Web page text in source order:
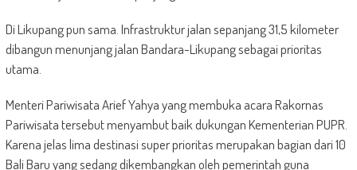
Di Likupang pun sama. Infrastruktur jalan sepanjang 31,5 kilometer
dibangun menunjang jalan Bandara-Likupang sebagai prioritas
utama.
Menteri Pariwisata Arief Yahya yang membuka acara Rakornas
Pariwisata tersebut menyambut baik dukungan Kementerian PUPR.
Karena jelas lima destinasi super prioritas merupakan bagian dari 10
Bali Baru yang sedang dikembangkan oleh pemerintah guna